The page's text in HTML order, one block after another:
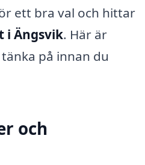
ett bra val och hittar
i Ängsvik. Här är
på innan du
och